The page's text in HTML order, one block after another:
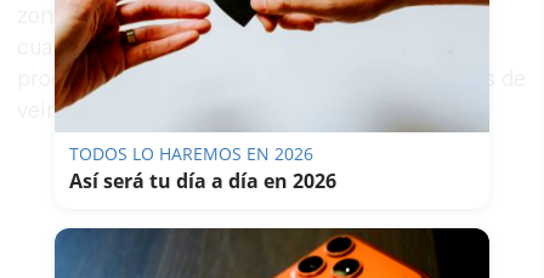
zona. Los agentes identificaron al sospechoso
cuando abandonaba su domicilio a pie y
procedieron a su detención, poniendo fin a más de
veinte años de huida de la justicia francesa.
TODOS LO HAREMOS EN 2026
Así será tu día a día en 2026